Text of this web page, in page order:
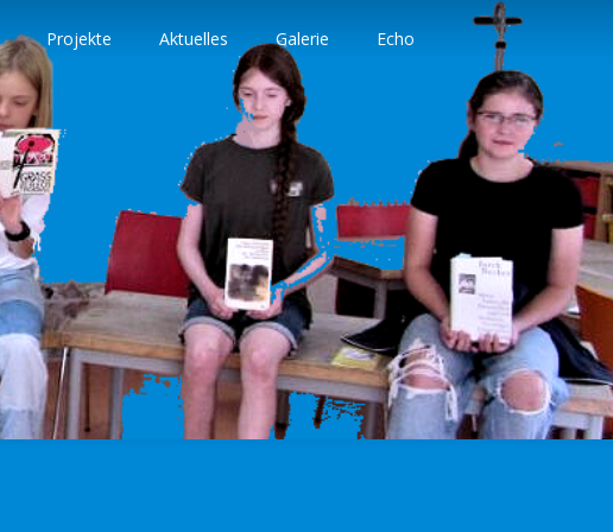
Projekte Aktuelles Galerie Echo